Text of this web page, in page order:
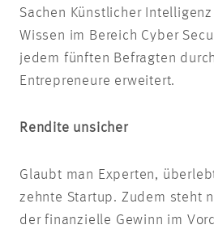
Sachen Künstlicher
Wissen im Bereich Cyber
jedem fünften Befragten
Entrepreneure erweitert.
Rendite unsicher
Glaubt man Experten,
zehnte Startup. Zudem steht
der finanzielle Gewinn im